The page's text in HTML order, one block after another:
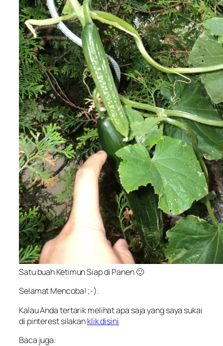
Satu buah Ketimun Siap di Panen 🙂
Selamat Mencoba! ;-).
Kalau Anda tertarik melihat apa saja yang saya sukai
di pinterest silakanklik disini
Baca juga: